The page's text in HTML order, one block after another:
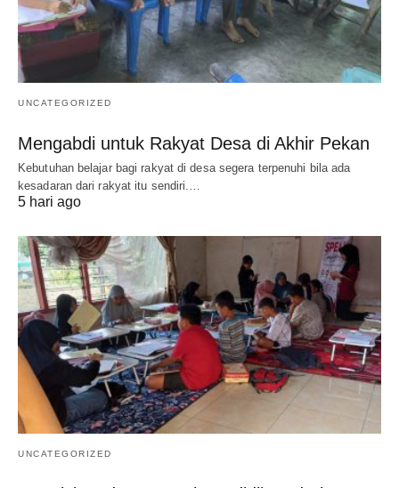
UNCATEGORIZED
Mengabdi untuk Rakyat Desa di Akhir Pekan
Kebutuhan belajar bagi rakyat di desa segera terpenuhi bila ada
kesadaran dari rakyat itu sendiri.…
5 hari ago
UNCATEGORIZED